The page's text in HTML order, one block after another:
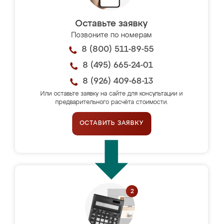
Оставьте заявку
Позвоните по номерам
8 (800) 511-89-55
8 (495) 665-24-01
8 (926) 409-68-13
Или оставьте заявку на сайте для консультации и
предварительного расчёта стоимости.
ОСТАВИТЬ ЗАЯВКУ